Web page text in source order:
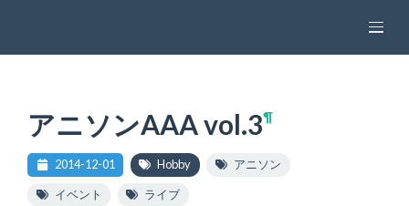
アニソンAAA vol.3¶
2014-12-01 Hobby アニソン
イベント ライブ